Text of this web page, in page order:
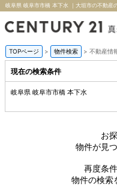
岐阜県 岐阜市市橋 本下水 ｜大垣市の不動産
TOPページ > 物件検索 > 不動産情
現在の検索条件
岐阜県 岐阜市市橋 本下水
お
物件が見
再度条
物件の検索